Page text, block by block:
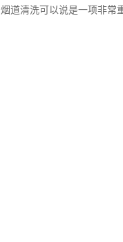
烟道清洗可以说是一项非常